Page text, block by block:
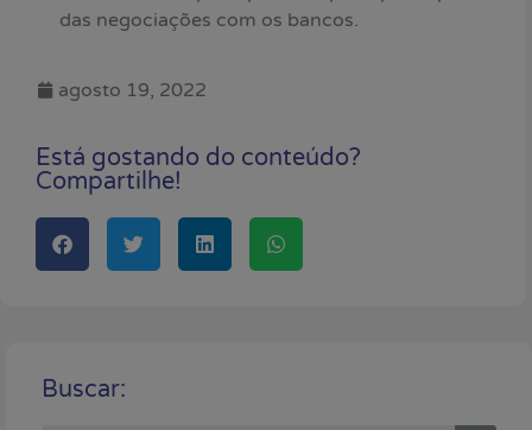
das negociações com os bancos.
agosto 19, 2022
Está gostando do conteúdo?
Compartilhe!
Buscar: